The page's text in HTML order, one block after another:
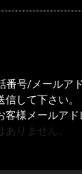
番号/メールア
して下さい。
様メールアド
りません。